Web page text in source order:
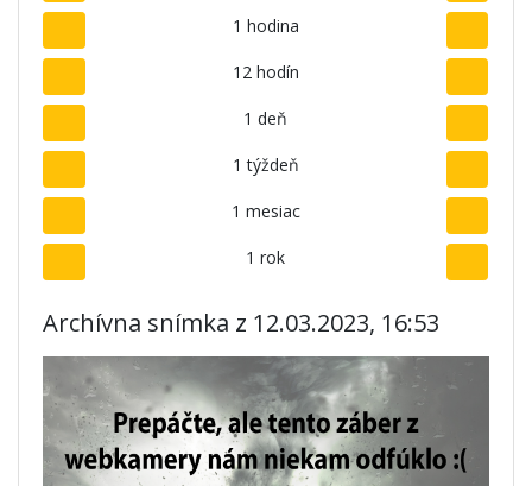
1 hodina
12 hodín
1 deň
1 týždeň
1 mesiac
1 rok
Archívna snímka z 12.03.2023, 16:53